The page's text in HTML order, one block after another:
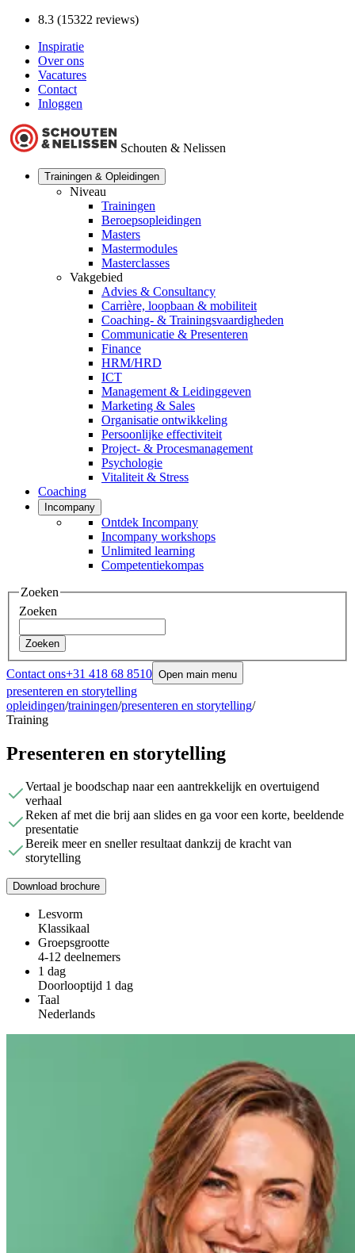
8.3 (15322 reviews)
Inspiratie
Over ons
Vacatures
Contact
Inloggen
Schouten & Nelissen
Trainingen & Opleidingen
Niveau
Trainingen
Beroepsopleidingen
Masters
Mastermodules
Masterclasses
Vakgebied
Advies & Consultancy
Carrière, loopbaan & mobiliteit
Coaching- & Trainingsvaardigheden
Communicatie & Presenteren
Finance
HRM/HRD
ICT
Management & Leidinggeven
Marketing & Sales
Organisatie ontwikkeling
Persoonlijke effectiviteit
Project- & Procesmanagement
Psychologie
Vitaliteit & Stress
Coaching
Incompany
Ontdek Incompany
Incompany workshops
Unlimited learning
Competentiekompas
Zoeken
Zoeken
Zoeken
Contact ons+31 418 68 8510 Open main menu
presenteren en storytelling
opleidingen/trainingen/presenteren en storytelling/
Training
Presenteren en storytelling
Vertaal je boodschap naar een aantrekkelijk en overtuigend
verhaal
Reken af met die brij aan slides en ga voor een korte, beeldende
presentatie
Bereik meer en sneller resultaat dankzij de kracht van
storytelling
Download brochure
Lesvorm
Klassikaal
Groepsgrootte
4-12 deelnemers
1 dag
Doorlooptijd 1 dag
Taal
Nederlands